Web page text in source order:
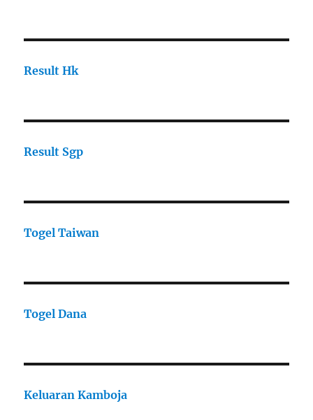
Result Hk
Result Sgp
Togel Taiwan
Togel Dana
Keluaran Kamboja